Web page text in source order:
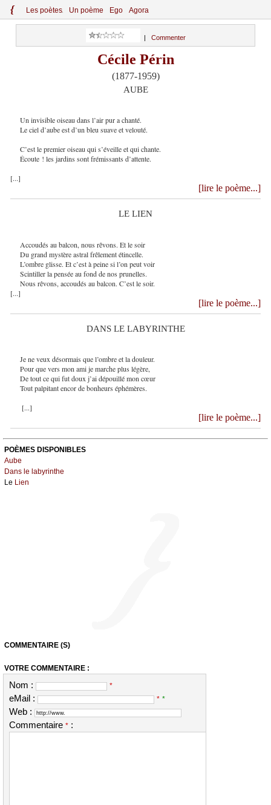
{ Les poètes Un poème Ego Agora
Commenter
Cécile Périn
(1877-1959)
AUBE
Un invisible oiseau dans l’air pur a chanté.
Le ciel d’aube est d’un bleu suave et velouté.
C’est le premier oiseau qui s’éveille et qui chante.
Écoute ! les jardins sont frémissants d’attente.
[...]
[lire le poème...]
LE LIEN
Accoudés au balcon, nous rêvons. Et le soir
Du grand mystère astral frêlement étincelle.
L’ombre glisse. Et c’est à peine si l’on peut voir
Scintiller la pensée au fond de nos prunelles.
Nous rêvons, accoudés au balcon. C’est le soir.
[...]
[lire le poème...]
DANS LE LABYRINTHE
Je ne veux désormais que l’ombre et la douleur.
Pour que vers mon ami je marche plus légère,
De tout ce qui fut doux j’ai dépouillé mon cœur
Tout palpitant encor de bonheurs éphémères.
[...]
[lire le poème...]
POÈMES DISPONIBLES
Aube
Dans le labyrinthe
Le Lien
COMMENTAIRE (S)
VOTRE COMMENTAIRE :
Nom : *
eMail : * *
Web :
Commentaire * :